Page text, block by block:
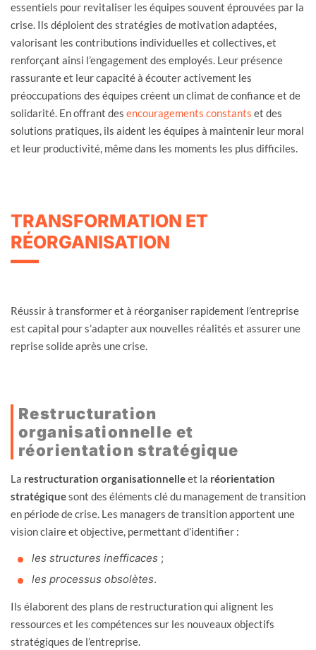
essentiels pour revitaliser les équipes souvent éprouvées par la
crise. Ils déploient des stratégies de motivation adaptées,
valorisant les contributions individuelles et collectives, et
renforçant ainsi l’engagement des employés. Leur présence
rassurante et leur capacité à écouter activement les
préoccupations des équipes créent un climat de confiance et de
solidarité. En offrant des encouragements constants et des
solutions pratiques, ils aident les équipes à maintenir leur moral
et leur productivité, même dans les moments les plus difficiles.
TRANSFORMATION ET
RÉORGANISATION
Réussir à transformer et à réorganiser rapidement l’entreprise
est capital pour s’adapter aux nouvelles réalités et assurer une
reprise solide après une crise.
Restructuration
organisationnelle et
réorientation stratégique
La restructuration organisationnelleet la réorientation
stratégiquesont des éléments clé du management de transition
en période de crise. Les managers de transition apportent une
vision claire et objective, permettant d’identifier :
les structures inefficaces ;
les processus obsolètes.
Ils élaborent des plans de restructuration qui alignent les
ressources et les compétences sur les nouveaux objectifs
stratégiques de l’entreprise.